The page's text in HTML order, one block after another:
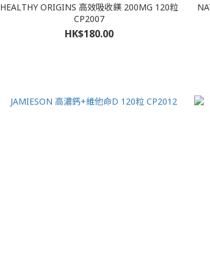
HEALTHY ORIGINS 高效吸收鎂 200MG 120粒
CP2007
HK$180.00